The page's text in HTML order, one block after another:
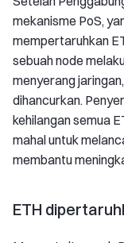
mekanisme PoS,
mempertaruhkan
sebuah node
menyerang
dihancurkan.
kehilangan semua
mahal untuk
membantu
ETH